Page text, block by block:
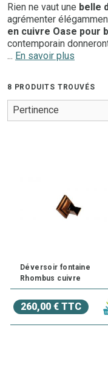
Rien ne vaut une belle
agrémenter
en cuivre Oase pour
contemporain
extérieur. Ils
une ambiance zen et
Les Bols en cuivre
des atouts
tutoriel.
... En savoir plus
8 PRODUITS TROUVÉS
Déversoir fontaine
Rhombus cuivre
260,00 € TTC